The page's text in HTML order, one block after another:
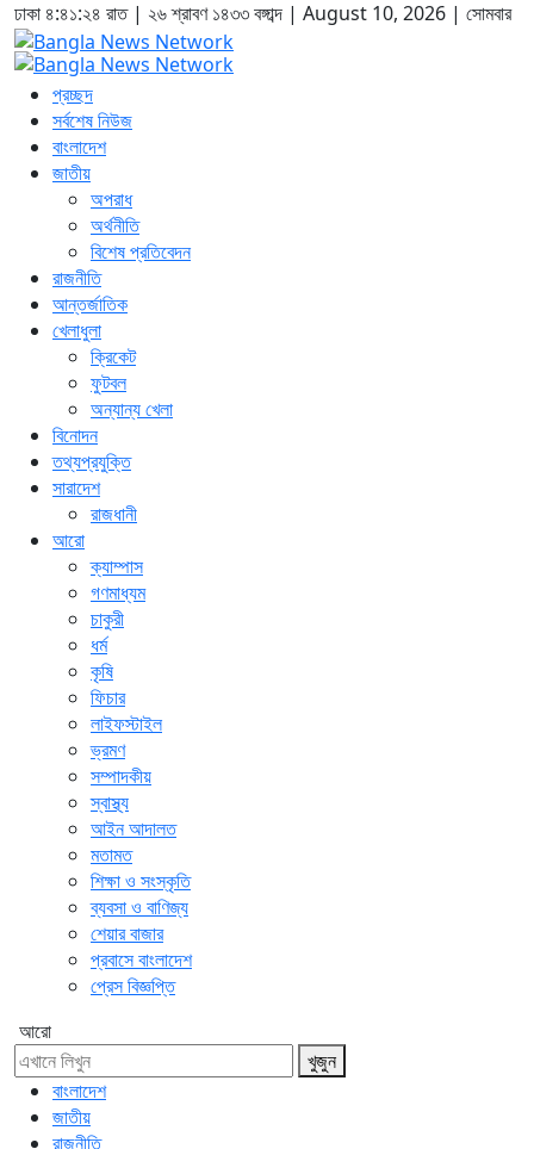
ঢাকা ৪:৪১:২৫ রাত| ২৬ শ্রাবণ ১৪৩৩ বঙ্গাব্দ | August 10, 2026 | সোমবার
প্রচ্ছদ
সর্বশেষ নিউজ
বাংলাদেশ
জাতীয়
অপরাধ
অর্থনীতি
বিশেষ প্রতিবেদন
রাজনীতি
আন্তর্জাতিক
খেলাধুলা
ক্রিকেট
ফুটবল
অন্যান্য খেলা
বিনোদন
তথ্যপ্রযুক্তি
সারাদেশ
রাজধানী
আরো
ক্যাম্পাস
গণমাধ্যম
চাকুরী
ধর্ম
কৃষি
ফিচার
লাইফস্টাইল
ভ্রমণ
সম্পাদকীয়
স্বাস্থ্য
আইন আদালত
মতামত
শিক্ষা ও সংস্কৃতি
ব্যবসা ও বাণিজ্য
শেয়ার বাজার
প্রবাসে বাংলাদেশ
প্রেস বিজ্ঞপ্তি
আরো
খুজুন
বাংলাদেশ
জাতীয়
রাজনীতি